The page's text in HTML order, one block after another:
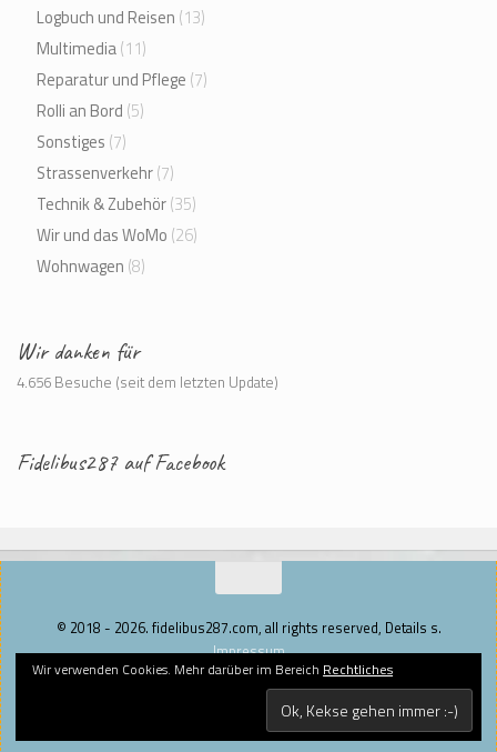
Logbuch und Reisen (13)
Multimedia(11)
Reparatur und Pflege (7)
Rolli an Bord (5)
Sonstiges (7)
Strassenverkehr(7)
Technik & Zubehör(35)
Wir und das WoMo (26)
Wohnwagen (8)
Wir danken für
4.656 Besuche (seit dem letzten Update)
Fidelibus287 auf Facebook
© 2018 - 2026. fidelibus287.com, all rights reserved, Details s.
Impressum
Wir verwenden Cookies. Mehr darüber im Bereich Rechtliches